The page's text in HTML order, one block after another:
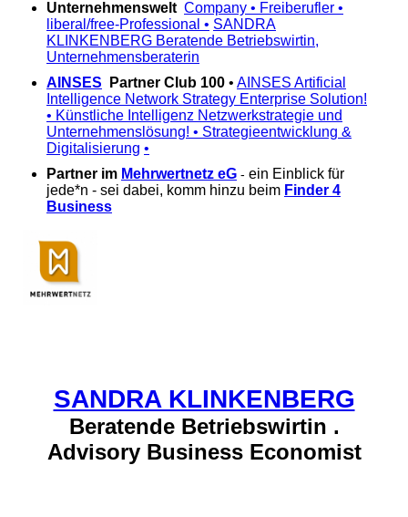
Unternehmenswelt Company • Freiberufler •
liberal/free-Professional • SANDRA
KLINKENBERG Beratende Betriebswirtin,
Unternehmensberaterin
AINSES Partner Club 100 • AINSES Artificial
Intelligence Network Strategy Enterprise Solution!
• Künstliche Intelligenz Netzwerkstrategie und
Unternehmenslösung! • Strategieentwicklung &
Digitalisierung •
Partner im Mehrwertnetz eG - ein Einblick für
jede*n - sei dabei, komm hinzu beim Finder 4
Business
SANDRA KLINKENBERG
Beratende Betriebswirtin .
Advisory Business Economist